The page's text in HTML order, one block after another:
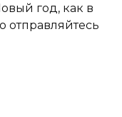
год, как в
отправляйтесь